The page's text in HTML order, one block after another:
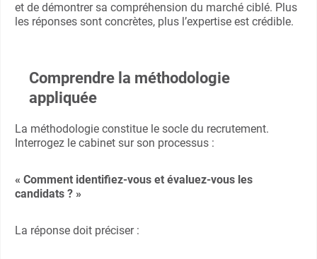
et de démontrer sa compréhension du marché ciblé. Plus
les réponses sont concrètes, plus l’expertise est crédible.
Comprendre la méthodologie
appliquée
La méthodologie constitue le socle du recrutement.
Interrogez le cabinet sur son processus :
« Comment identifiez-vous et évaluez-vous les
candidats ? »
La réponse doit préciser :